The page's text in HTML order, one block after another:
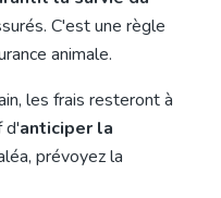
C'est une règle
animale.
les frais resteront à
d'anticiper la
prévoyez la